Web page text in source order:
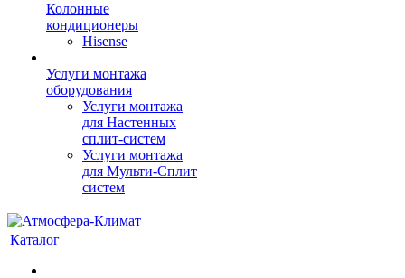
Колонные
кондиционеры
Hisense
Услуги монтажа
оборудования
Услуги монтажа
для Настенных
сплит-систем
Услуги монтажа
для Мульти-Сплит
систем
Каталог